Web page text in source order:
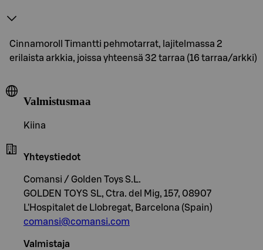
Cinnamoroll Timantti pehmotarrat, lajitelmassa 2
erilaista arkkia, joissa yhteensä 32 tarraa (16 tarraa/arkki)
Valmistusmaa
Kiina
Yhteystiedot
Comansi / Golden Toys S.L.
GOLDEN TOYS SL, Ctra. del Mig, 157, 08907
L'Hospitalet de Llobregat, Barcelona (Spain)
comansi@comansi.com
Valmistaja